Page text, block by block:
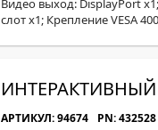
Видео выход: DisplayPort х1;
слот х1; Крепление VESA
ИНТЕРАКТИВНЫЙ
АРТИКУЛ: 94674 PN: 432528